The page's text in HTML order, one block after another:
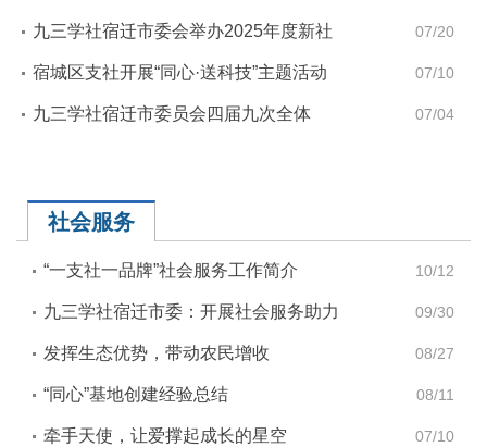
周年暨庆祝九三学社创建80周年书画摄
影篆刻展
对口帮扶 助力园区社区卫生服务提升 07/20
九三学社宿迁市委会举办2025年度新社
员培训班 07/10
宿城区支社开展“同心·送科技”主题活动
07/04
九三学社宿迁市委员会四届九次全体
社会服务
10/12
“一支社一品牌”社会服务工作简介
09/30
九三学社宿迁市委：开展社会服务助力
高质量发展 08/27
发挥生态优势，带动农民增收
08/11
“同心”基地创建经验总结
07/10
牵手天使，让爱撑起成长的星空